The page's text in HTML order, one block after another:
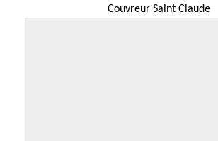
Couvreur Saint Claude